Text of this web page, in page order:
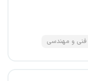
فنی و مهندسی